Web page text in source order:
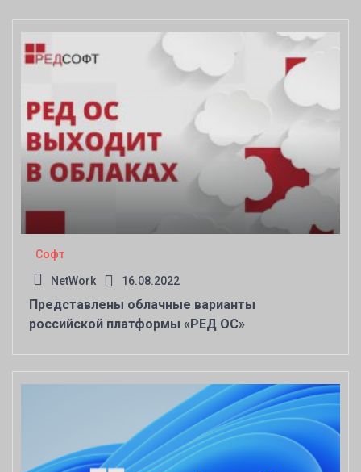
Софт
NetWork 16.08.2022
Представлены облачные варианты
российской платформы «РЕД ОС»